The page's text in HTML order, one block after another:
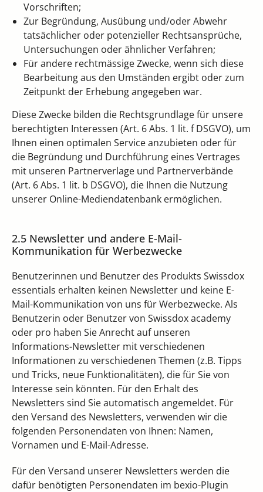
Vorschriften;
Zur Begründung, Ausübung und/oder Abwehr
tatsächlicher oder potenzieller Rechtsansprüche,
Untersuchungen oder ähnlicher Verfahren;
Für andere rechtmässige Zwecke, wenn sich diese
Bearbeitung aus den Umständen ergibt oder zum
Zeitpunkt der Erhebung angegeben war.
Diese Zwecke bilden die Rechtsgrundlage für unsere
berechtigten Interessen (Art. 6 Abs. 1 lit. f DSGVO), um
Ihnen einen optimalen Service anzubieten oder für
die Begründung und Durchführung eines Vertrages
mit unseren Partnerverlage und Partnerverbände
(Art. 6 Abs. 1 lit. b DSGVO), die Ihnen die Nutzung
unserer Online-Mediendatenbank ermöglichen.
2.5 Newsletter und andere E-Mail-
Kommunikation für Werbezwecke
Benutzerinnen und Benutzer des Produkts Swissdox
essentials erhalten keinen Newsletter und keine E-
Mail-Kommunikation von uns für Werbezwecke. Als
Benutzerin oder Benutzer von Swissdox academy
oder pro haben Sie Anrecht auf unseren
Informations-Newsletter mit verschiedenen
Informationen zu verschiedenen Themen (z.B. Tipps
und Tricks, neue Funktionalitäten), die für Sie von
Interesse sein könnten. Für den Erhalt des
Newsletters sind Sie automatisch angemeldet. Für
den Versand des Newsletters, verwenden wir die
folgenden Personendaten von Ihnen: Namen,
Vornamen und E-Mail-Adresse.
Für den Versand unserer Newsletters werden die
dafür benötigten Personendaten im bexio-Plugin